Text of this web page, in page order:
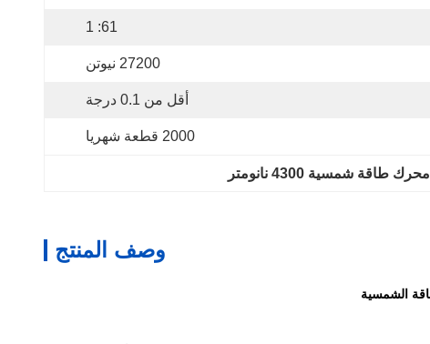
61: 1
27200 نيوتن
أقل من 0.1 درجة
2000 قطعة شهريا
محرك طاقة شمسية 4300 نانومتر
وصف المنتج